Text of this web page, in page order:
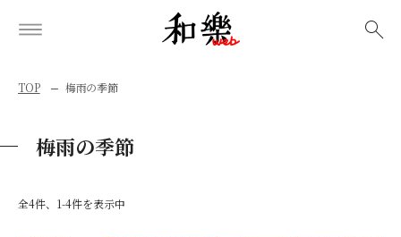
TOP 梅雨の季節
梅雨の季節
全4件、1-4件を表示中